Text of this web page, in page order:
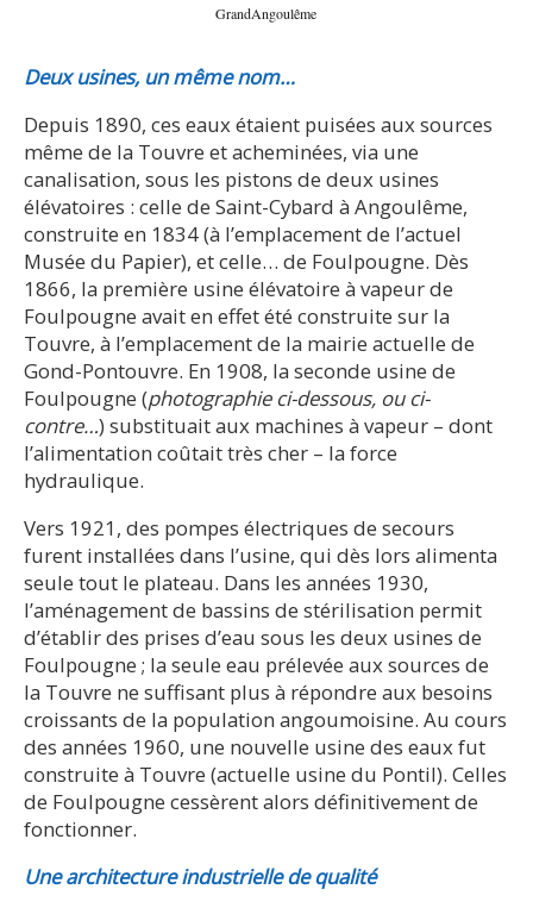
GrandAngoulême
Deux usines, un même nom…
Depuis 1890, ces eaux étaient puisées aux sources
même de la Touvre et acheminées, via une
canalisation, sous les pistons de deux usines
élévatoires : celle de Saint-Cybard à Angoulême,
construite en 1834 (à l’emplacement de l’actuel
Musée du Papier), et celle… de Foulpougne. Dès
1866, la première usine élévatoire à vapeur de
Foulpougne avait en effet été construite sur la
Touvre, à l’emplacement de la mairie actuelle de
Gond-Pontouvre. En 1908, la seconde usine de
Foulpougne (photographie ci-dessous, ou ci-
contre…) substituait aux machines à vapeur – dont
l’alimentation coûtait très cher – la force
hydraulique.
Vers 1921, des pompes électriques de secours
furent installées dans l’usine, qui dès lors alimenta
seule tout le plateau. Dans les années 1930,
l’aménagement de bassins de stérilisation permit
d’établir des prises d’eau sous les deux usines de
Foulpougne ; la seule eau prélevée aux sources de
la Touvre ne suffisant plus à répondre aux besoins
croissants de la population angoumoisine. Au cours
des années 1960, une nouvelle usine des eaux fut
construite à Touvre (actuelle usine du Pontil). Celles
de Foulpougne cessèrent alors définitivement de
fonctionner.
Une architecture industrielle de qualité